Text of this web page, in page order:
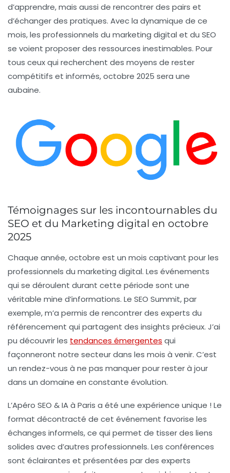
d’apprendre, mais aussi de rencontrer des pairs et
d’échanger des pratiques. Avec la dynamique de ce
mois, les professionnels du marketing digital et du SEO
se voient proposer des ressources inestimables. Pour
tous ceux qui recherchent des moyens de rester
compétitifs et informés, octobre 2025 sera une
aubaine.
Témoignages sur les incontournables du
SEO et du Marketing digital en octobre
2025
Chaque année, octobre est un mois captivant pour les
professionnels du marketing digital. Les événements
qui se déroulent durant cette période sont une
véritable mine d’informations. Le SEO Summit, par
exemple, m’a permis de rencontrer des experts du
référencement qui partagent des insights précieux. J’ai
pu découvrir les tendances émergentes qui
façonneront notre secteur dans les mois à venir. C’est
un rendez-vous à ne pas manquer pour rester à jour
dans un domaine en constante évolution.
L’Apéro SEO & IAà Paris a été une expérience unique ! Le
format décontracté de cet événement favorise les
échanges informels, ce qui permet de tisser des liens
solides avec d’autres professionnels. Les conférences
sont éclairantes et présentées par des experts